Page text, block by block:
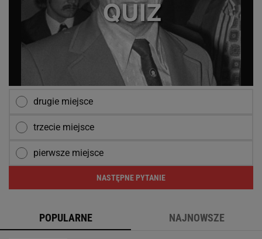
drugie miejsce
trzecie miejsce
pierwsze miejsce
NASTĘPNE PYTANIE
POPULARNE NAJNOWSZE